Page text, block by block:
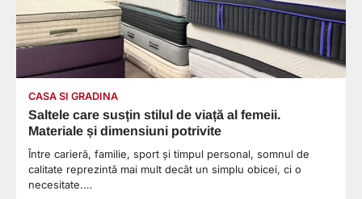
CASA SI GRADINA
Saltele care susțin stilul de viață al femeii.
Materiale și dimensiuni potrivite
Între carieră, familie, sport și timpul personal, somnul de
calitate reprezintă mai mult decât un simplu obicei, ci o
necesitate.…